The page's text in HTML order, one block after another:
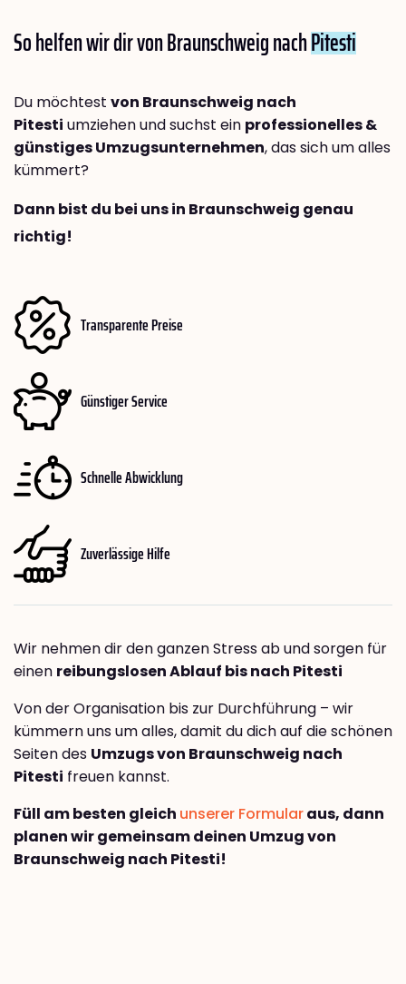
So helfen wir dir von Braunschweig nachPitesti
Du möchtest von Braunschweig nach
Pitesti umziehen und suchst ein professionelles &
günstiges Umzugsunternehmen, das sich um alles
kümmert?
Dann bist du bei uns in Braunschweig genau
richtig!
Transparente Preise
Günstiger Service
Schnelle Abwicklung
Zuverlässige Hilfe
Wir nehmen dir den ganzen Stress ab und sorgen für
einen reibungslosen Ablauf bis nach Pitesti
Von der Organisation bis zur Durchführung – wir
kümmern uns um alles, damit du dich auf die schönen
Seiten des Umzugs von Braunschweig nach
Pitesti freuen kannst.
Füll am besten gleich unserer Formularaus, dann
planen wir gemeinsam deinen Umzug von
Braunschweig nach Pitesti!